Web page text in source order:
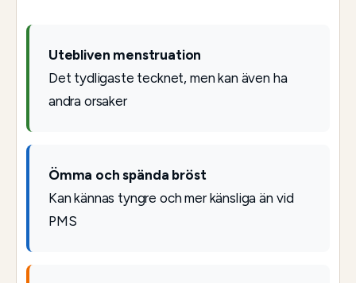
Utebliven menstruation
Det tydligaste tecknet, men kan även ha
andra orsaker
Ömma och spända bröst
Kan kännas tyngre och mer känsliga än vid
PMS